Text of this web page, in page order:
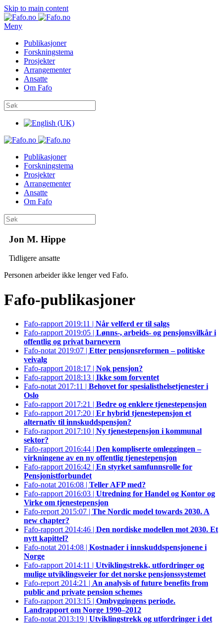
Skip to main content
Meny
Publikasjoner
Forskningstema
Prosjekter
Arrangementer
Ansatte
Om Fafo
Publikasjoner
Forskningstema
Prosjekter
Arrangementer
Ansatte
Om Fafo
Jon M. Hippe
Tidligere ansatte
Personen arbeider ikke lenger ved Fafo.
Fafo-publikasjoner
Fafo-rapport 2019:11 | Når velferd er til salgs
Fafo-rapport 2019:05 | Lønns-, arbeids- og pensjonsvilkår i
offentlig og privat barnevern
Fafo-notat 2019:07 | Etter pensjonsreformen – politiske
veivalg
Fafo-rapport 2018:17 | Nok pensjon?
Fafo-rapport 2018:13 | Ikke som forventet
Fafo-notat 2017:11 | Behovet for spesialisthelsetjenester i
Oslo
Fafo-rapport 2017:21 | Bedre og enklere tjenestepensjon
Fafo-rapport 2017:20 | Er hybrid tjenestepensjon et
alternativ til innskuddspensjon?
Fafo-rapport 2017:10 | Ny tjenestepensjon i kommunal
sektor?
Fafo-rapport 2016:44 | Den kompliserte omleggingen –
virkningene av en ny offentlig tjenestepensjon
Fafo-rapport 2016:42 | En styrket samfunnsrolle for
Pensjonistforbundet
Fafo-notat 2016:08 | Teller AFP med?
Fafo-rapport 2016:03 | Utredning for Handel og Kontor og
Virke om tjenestepensjon
Fafo-report 2015:07 | The Nordic model towards 2030. A
new chapter?
Fafo-rapport 2014:46 | Den nordiske modellen mot 2030. Et
nytt kapittel?
Fafo-notat 2014:08 | Kostnader i innskuddspensjonene i
Norge
Fafo-rapport 2014:11 | Utviklingstrekk, utfordringer og
mulige utviklingsveier for det norske pensjonssystemet
Fafo-report 2014:21 | An analysis of future benefits from
public and private pension schemes
Fafo-rapport 2013:15 | Ombyggingens periode.
Landrapport om Norge 1990–2012
Fafo-notat 2013:19 | Utviklingstrekk og utfordringer i det